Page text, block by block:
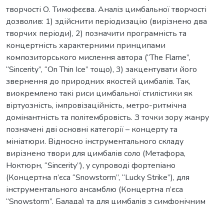
творчості О. Тимофєєва. Аналіз цимбальної творчості
дозволив: 1) здійснити періодизацію (вирізнено два
творчих періоди), 2) позначити програмність та
концертність характерними принципами
композиторського мислення автора (“The Flame”,
“Sincerity”, “On Thin Ice” тощо), 3) закцентувати його
звернення до природних якостей цимбалів. Так,
виокремлено такі риси цимбальної стилістики як
віртуозність, імпровізаційність, метро-ритмічна
домінантність та політембровість. З точки зору жанру
позначені дві основні категорії – концерту та
мініатюри. Відносно інструментального складу
вирізнено твори для цимбалів соло (Метафора,
Ноктюрн, “Sincerity”), у супроводі фортепіано
(Концертна п’єса “Snowstorm”, “Lucky Strike”), для
інструментального ансамблю (Концертна п’єса
“Snowstorm”, Балада) та для цимбалів з симфонічним